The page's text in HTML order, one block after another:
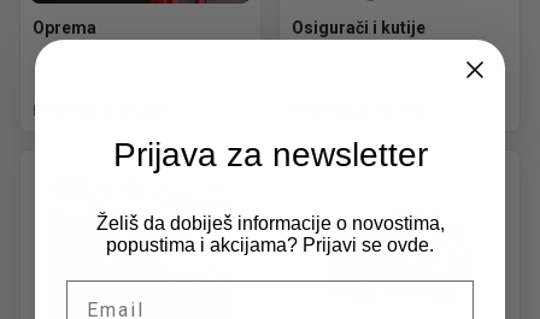
Oprema
Pogledaj ponudu
Osigurači i kutije
Prijava za newsletter
Želiš da dobiješ informacije o novostima,
popustima i akcijama? Prijavi se ovde.